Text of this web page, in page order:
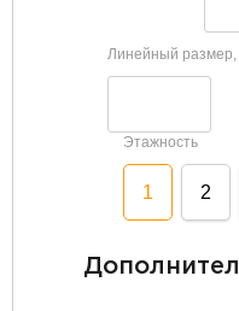
Линейный
Этажность
1 2